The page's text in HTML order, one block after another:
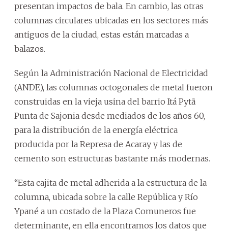
presentan impactos de bala. En cambio, las otras
columnas circulares ubicadas en los sectores más
antiguos de la ciudad, estas están marcadas a
balazos.
Según la Administración Nacional de Electricidad
(ANDE), las columnas octogonales de metal fueron
construidas en la vieja usina del barrio Itá Pytã
Punta de Sajonia desde mediados de los años 60,
para la distribución de la energía eléctrica
producida por la Represa de Acaray y las de
cemento son estructuras bastante más modernas.
“Esta cajita de metal adherida a la estructura de la
columna, ubicada sobre la calle República y Río
Ypané a un costado de la Plaza Comuneros fue
determinante, en ella encontramos los datos que